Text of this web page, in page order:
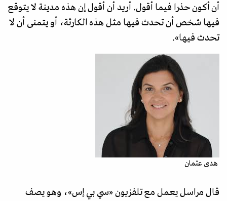
أن أكون حذرا فيما أقول. أريد أن أقول إن هذه مدينة لا يتوقع
فيها شخص أن تحدث فيها مثل هذه الكارثة، أو يتمنى أن لا
تحدث فيها».
هدى عثمان
قال مراسل يعمل مع تلفزيون «سي بي إس»، وهو يصف